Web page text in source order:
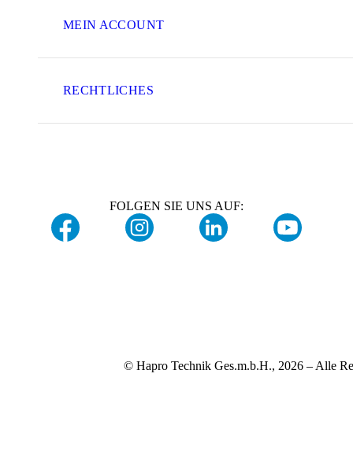
MEIN ACCOUNT
RECHTLICHES
FOLGEN SIE UNS AUF:
© Hapro Technik Ges.m.b.H., 2026 – Alle